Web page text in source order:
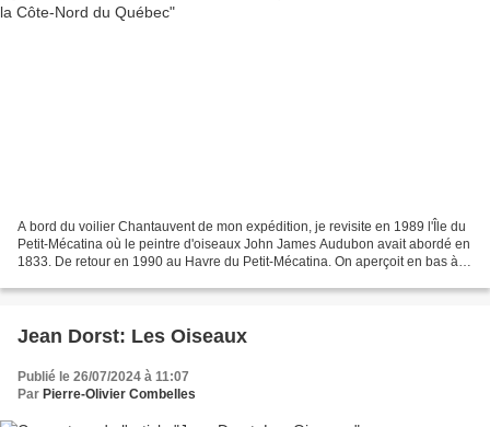
A bord du voilier Chantauvent de mon expédition, je revisite en 1989 l'Île du
Petit-Mécatina où le peintre d'oiseaux John James Audubon avait abordé en
1833. De retour en 1990 au Havre du Petit-Mécatina. On aperçoit en bas à
Jean Dorst: Les Oiseaux
Publié le 26/07/2024 à 11:07
Par Pierre-Olivier Combelles